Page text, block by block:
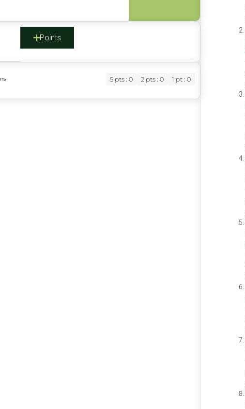
Points
5 pts : 0 2 pts : 0 1 pt : 0